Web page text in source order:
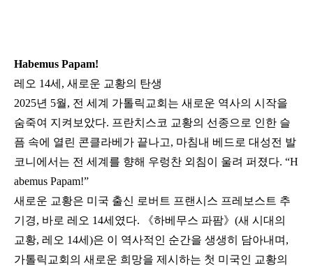
Habemus Papam!
레오 14세, 새로운 교황의 탄생
2025년 5월, 전 세계 가톨릭교회는 새로운 역사의 시작을
숨죽여 지켜보았다. 프란치스코 교황의 선종으로 인한 슬
픔 속에 열린 콘클라베가 끝나고, 마침내 베드로 대성전 발
코니에서는 전 세계를 향해 우렁찬 외침이 울려 퍼졌다. “H
abemus Papam!”
새로운 교황은 미국 출신 로버트 프랜시스 프레보스트 추
기경, 바로 레오 14세였다. 《하베무스 파팜》(새 시대의
교황, 레오 14세)은 이 역사적인 순간을 생생히 담아내며,
가톨릭교회의 새로운 희망을 제시하는 첫 미국인 교황의